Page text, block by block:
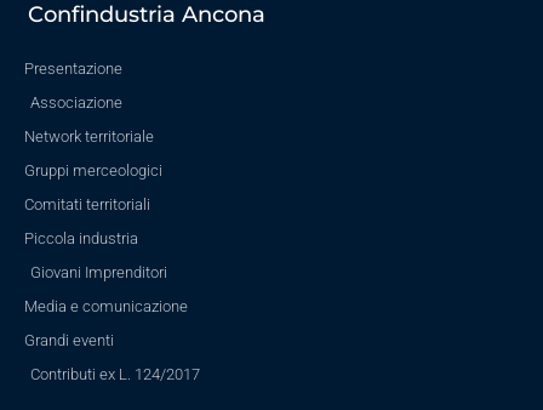
Confindustria Ancona
Presentazione
Associazione
Network territoriale
Gruppi merceologici
Comitati territoriali
Piccola industria
Giovani Imprenditori
Media e comunicazione
Grandi eventi
Contributi ex L. 124/2017